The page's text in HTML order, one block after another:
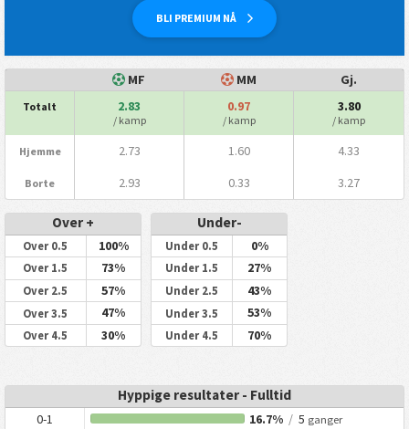
BLI PREMIUM NÅ
MF MM Gj.
Totalt 2.83
/ kamp
0.97
/ kamp
3.80
/ kamp
Hjemme 2.73 1.60 4.33
Borte 2.93 0.33 3.27
Over +
Over 0.5 100%
Over 1.5 73%
Over 2.5 57%
Over 3.5 47%
Over 4.5 30%
Under-
Under 0.5 0%
Under 1.5 27%
Under 2.5 43%
Under 3.5 53%
Under 4.5 70%
Hyppige resultater - Fulltid
0-1 16.7% / 5 ganger